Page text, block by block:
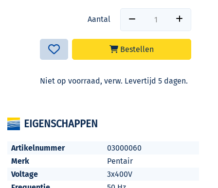
Aantal
Bestellen
Niet op voorraad, verw. Levertijd 5 dagen.
EIGENSCHAPPEN
Artikelnummer
03000060
Merk
Pentair
Voltage
3x400V